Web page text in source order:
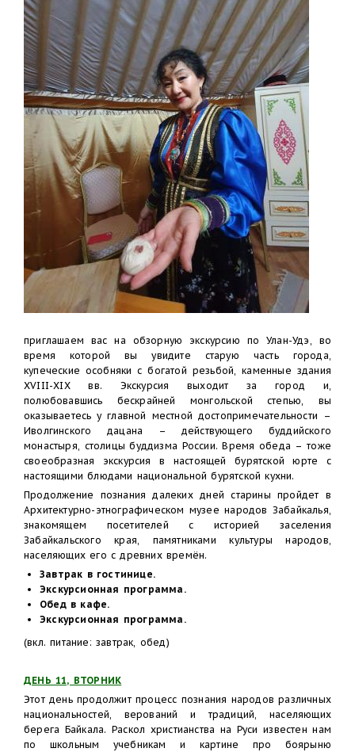
приглашаем вас на обзорную экскурсию по Улан-Удэ, во
время которой вы увидите старую часть города,
купеческие особняки с богатой резьбой, каменные здания
XVIII-XIX вв. Экскурсия выходит за город и,
полюбовавшись бескрайней монгольской степью, вы
оказываетесь у главной местной достопримечательности –
Иволгинского дацана – действующего буддийского
монастыря, столицы буддизма России. Время обеда – тоже
своеобразная экскурсия в настоящей бурятской юрте с
настоящими блюдами национальной бурятской кухни.
Продолжение познания далеких дней старины пройдет в
Архитектурно-этнографическом музее народов Забайкалья,
знакомящем посетителей с историей заселения
Забайкальского края, памятниками культуры народов,
населяющих его с древних времён.
Завтрак в гостинице.
Экскурсионная программа.
Обед в кафе.
Экскурсионная программа.
(вкл. питание: завтрак, обед)
ДЕНЬ 11, ВТОРНИК
Этот день продолжит процесс познания народов различных
национальностей, верований и традиций, населяющих
берега Байкала. Раскол христианства на Руси известен нам
по школьным учебникам и картине про боярыню